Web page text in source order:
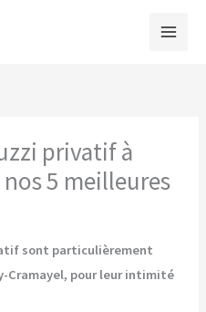
privatif à
5 meilleures
sont particulièrement
Cramayel, pour leur intimité